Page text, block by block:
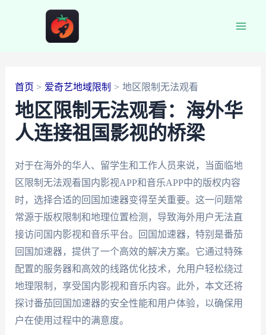
首页 爱奇艺地域限制 地区限制无法观看
地区限制无法观看：海外华
人连接祖国影视的桥梁
对于在海外的华人、留学生和工作人员来说，当面临地
区限制无法观看国内影视APP和音乐APP中的版权内容
时，选择合适的回国加速器变得至关重要。这一问题常
常源于版权限制和地理位置检测，导致海外用户无法直
接访问国内影视和音乐平台。回国加速器，特别是番茄
回国加速器，提供了一个高效的解决方案。它通过特殊
配置的服务器和高效的线路优化技术，允用户轻松绕过
地理限制，享受国内影视和音乐内容。此外，本文还将
探讨番茄回国加速器的安全性能和用户体验，以确保用
户在使用过程中的满意度。